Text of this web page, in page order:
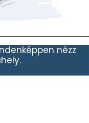
nézz